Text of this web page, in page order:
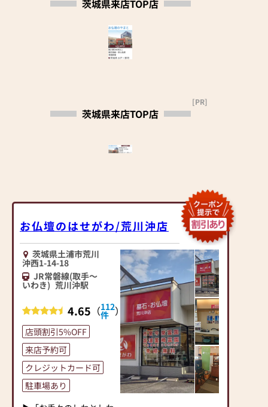
茨城県来店TOP店
茨城県来店TOP店
[PR]
お仏壇のはせがわ/荒川沖店
茨城県土浦市荒川
沖西1-14-18
JR常磐線(取手～
いわき) 荒川沖駅
4.65 （112
件 ）
店頭割引5%OFF
来店予約可
クレジットカード可
駐車場あり